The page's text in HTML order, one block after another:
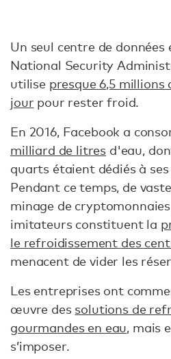
Un seul centre de
National Security
utilise presque 6,5
jour pour rester froid.
En 2016, Facebook a
milliard de litres d'eau,
quarts étaient dédiés à
Pendant ce temps, de
minage de
imitateurs constituent la
le refroidissement des
menacent de vider les
Les entreprises ont
œuvre des solutions de
gourmandes en eau, mais
s’imposer.